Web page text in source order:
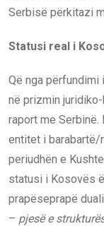
Serbisë përkitazi
Statusi real i
Që nga
në prizmin
raport me Serbinë.
entitet i barabartë/
periudhën e
statusi i Kosovës
prapëseprapë
– pjesë e